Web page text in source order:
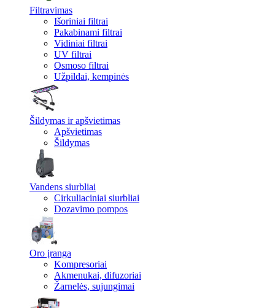
Filtravimas
Išoriniai filtrai
Pakabinami filtrai
Vidiniai filtrai
UV filtrai
Osmoso filtrai
Užpildai, kempinės
Šildymas ir apšvietimas
Apšvietimas
Šildymas
Vandens siurbliai
Cirkuliaciniai siurbliai
Dozavimo pompos
Oro įranga
Kompresoriai
Akmenukai, difuzoriai
Žarnelės, sujungimai